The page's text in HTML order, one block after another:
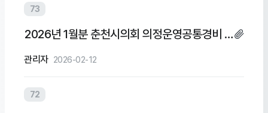
73
2026년 1월분 춘천시의회 의정운영공통경비 및
관리자 2026-02-12
72